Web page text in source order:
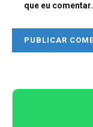
que eu comentar.